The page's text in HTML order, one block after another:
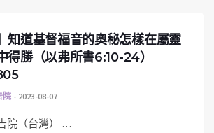
知道基督福音的奧秘怎樣在屬靈
得勝（以弗所書6:10-24）
院 2023-08-07
院（台灣） …